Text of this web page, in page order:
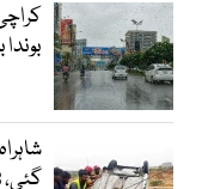
گئی، 3مسافر زخمی